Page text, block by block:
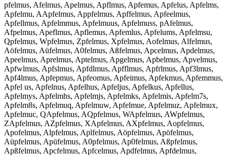
pfelmus, Afelmus, Apelmus, Apflmus, Apfemus, Apfelus, Apfelms,
Apfelmu, AApfelmus, Appfelmus, Apffelmus, Apfeelmus,
Apfellmus, Apfelmmus, Apfelmuus, Apfelmuss, pAfelmus,
Afpelmus, Apeflmus, Apflemus, Apfemlus, Apfelums, Apfelmsu,
Qpfelmus, Wpfelmus, Zpfelmus, Xpfelmus, Aofelmus, Alfelmus,
Aöfelmus, Aüfelmus, A0felmus, Aßfelmus, Apcelmus, Apdelmus,
Apeelmus, Aprelmus, Aptelmus, Apgelmus, Apbelmus, Apvelmus,
Apfwlmus, Apfslmus, Apfdlmus, Apfflmus, Apfrlmus, Apf3lmus,
Apf4lmus, Apfepmus, Apfeomus, Apfeimus, Apfekmus, Apfemmus,
Apfel us, Apfelnus, Apfelhus, Apfeljus, Apfelkus, Apfellus,
Apfelmys, Apfelmhs, Apfelmjs, Apfelmks, Apfelmis, Apfelm7s,
Apfelm8s, Apfelmuq, Apfelmuw, Apfelmue, Apfelmuz, Apfelmux,
Apfelmuc, QApfelmus, AQpfelmus, WApfelmus, AWpfelmus,
ZApfelmus, AZpfelmus, XApfelmus, AXpfelmus, Aopfelmus,
Apofelmus, Alpfelmus, Aplfelmus, Aöpfelmus, Apöfelmus,
Aüpfelmus, Apüfelmus, A0pfelmus, Ap0felmus, Aßpfelmus,
Apßfelmus, Apcfelmus, Apfcelmus, Apdfelmus, Apfdelmus,